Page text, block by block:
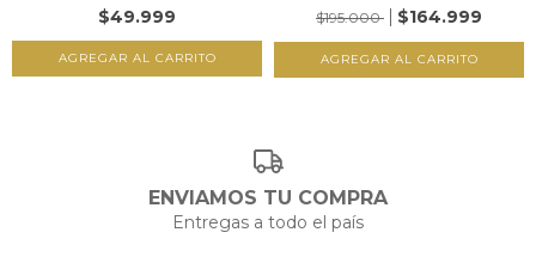
$49.999
$195.000
$164.999
ENVIAMOS TU COMPRA
Entregas a todo el país